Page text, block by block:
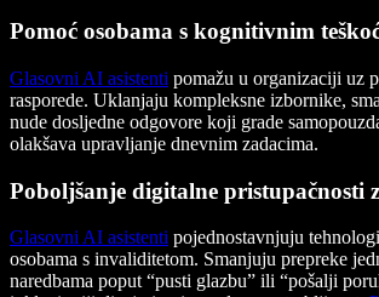
Pomoć osobama s kognitivnim
Glasovni AI asistenti pomažu u organizaciji uz
rasporede. Uklanjaju kompleksne izbornike,
nude dosljedne odgovore koji grade
olakšava upravljanje dnevnim zadacima.
Poboljšanje digitalne pristupačnosti
Glasovni AI asistenti pojednostavnjuju
osobama s invaliditetom. Smanjuju prepreke
naredbama poput “pusti glazbu” ili “pošalji